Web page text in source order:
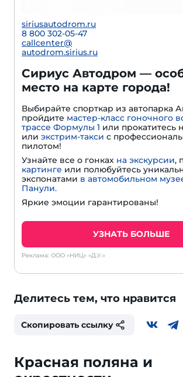
siriusautodrom.ru
8 800 302-05-47
callcenter@
autodrom.sirius.ru
Сириус Автодром —
место на карте города!
Выбирайте спорткар из автопарка
пройдите мастер-класс гоночного
трассе Формулы 1 или прокатитесь
или экстрим-такси с
пилотом!
Узнайте все о гонках на экскурсии,
картинге или полюбуйтесь
экспонатами в автомобильном
Панули.
Яркие эмоции гарантированы!
УЗНАТЬ БОЛЬШЕ
Реклама: ООО «НИЦ» «Д.У.»
Делитесь тем, что нравится
Скопировать ссылку
Красная поляна и